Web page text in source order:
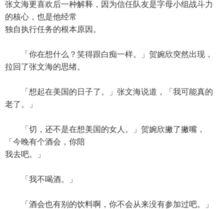
张文海更喜欢后一种解释，因为信任队友是字母小组战斗力
的核心，也是他经常
独自执行任务的根本原因。
「你在想什么？笑得跟白痴一样。」贺婉欣突然出现，
拉回了张文海的思绪。
「想起在美国的日子了。」张文海说道，「我可能真的
老了。」
「切，还不是在想美国的女人。」贺婉欣撇了撇嘴，
「今晚有个酒会，你陪
我去吧。」
「我不喝酒。」
「酒会也有别的饮料啊，你不会从来没有参加过吧。」